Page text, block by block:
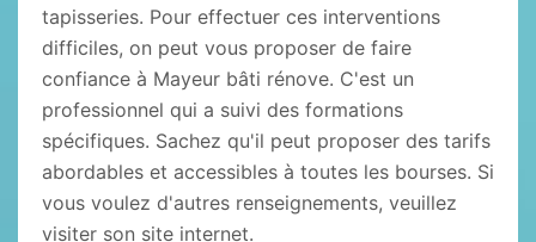
tapisseries. Pour effectuer ces interventions
difficiles, on peut vous proposer de faire
confiance à Mayeur bâti rénove. C'est un
professionnel qui a suivi des formations
spécifiques. Sachez qu'il peut proposer des tarifs
abordables et accessibles à toutes les bourses. Si
vous voulez d'autres renseignements, veuillez
visiter son site internet.